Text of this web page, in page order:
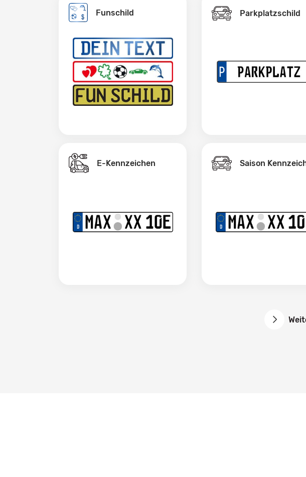
Funschild Parkplatzschild
E-Kennzeichen Saison